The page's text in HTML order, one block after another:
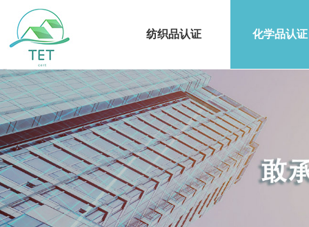
纺织品认证 化学品认证